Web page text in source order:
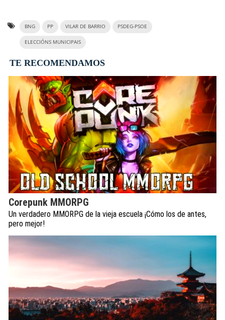
BNG PP VILAR DE BARRIO PSDEG-PSOE
ELECCIÓNS MUNICIPAIS
TE RECOMENDAMOS
Corepunk MMORPG
Un verdadero MMORPG de la vieja escuela ¡Cómo los de antes,
pero mejor!